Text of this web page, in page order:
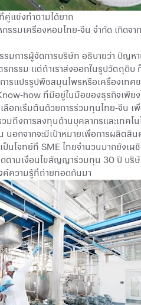
แข่งทำตามได้ยาก
รมเครื่องหอมไทย-จีน จำกัด เกิดจา
รรมการผู้จัดการบริษัท อธิบายว่า ปั
รกรรม แต่ถ้าเราส่งออกในรูปวัตถุดิ
รแปรรูปพืชสมุนไพรหรือเครื่องเทศ
how ที่มีอยู่ในมือของธุรกิจเพียง
อกเริ่มต้นด้วยการร่วมทุนไทย-จีน เพื่
ถึงการลงทุนด้านบุคลากรและเทคโน
นอกจากจะมีเป้าหมายเพื่อการผลิต
ป็นโจทย์ที่ SME ไทยจำนวนมากยังเ
ตามเงื่อนไขสัญญาร่วมทุน 30 ปี บริ
ค์ความรู้ที่ถ่ายทอดกันมา